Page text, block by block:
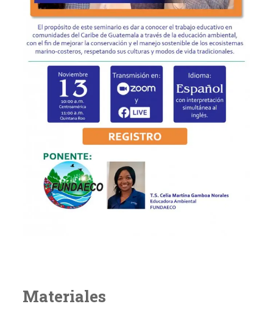
Materiales